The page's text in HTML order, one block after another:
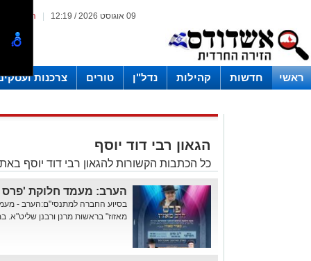
המייל 09 אוגוסט 2026 / 12:19
ראשי חדשות קהילות נדל"ן טורים צרכנות
הגאון רבי דוד יוסף
כל הכתבות הקשורות להגאון רבי דוד יוסף
הערב: מעמד חלוקת 'פרס
בסיוע החברה למתנסי"ם:הערב -
מאזוז" בראשות מרנן ורבנן שליט"א.